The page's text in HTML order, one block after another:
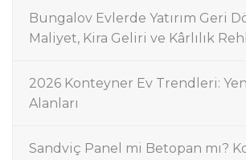
Bungalov Evlerde Yatırım Geri
Maliyet, Kira Geliri ve Kârlılık
2026 Konteyner Ev Trendleri:
Alanları
Sandviç Panel mi Betopan mı?